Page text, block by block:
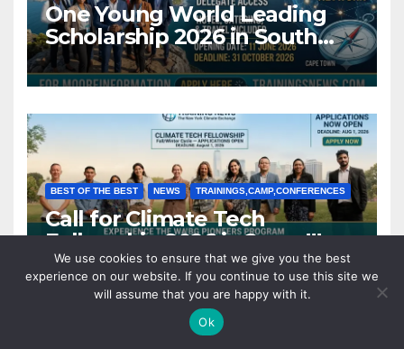
One Young World Leading
Scholarship 2026 in South
Africa (Fully Funded)
BEST OF THE BEST NEWS TRAININGS,CAMP,CONFERENCES
Call for Climate Tech
Fellowship 2026 is Open !!!
We use cookies to ensure that we give you the best
experience on our website. If you continue to use this site we
will assume that you are happy with it.
Ok